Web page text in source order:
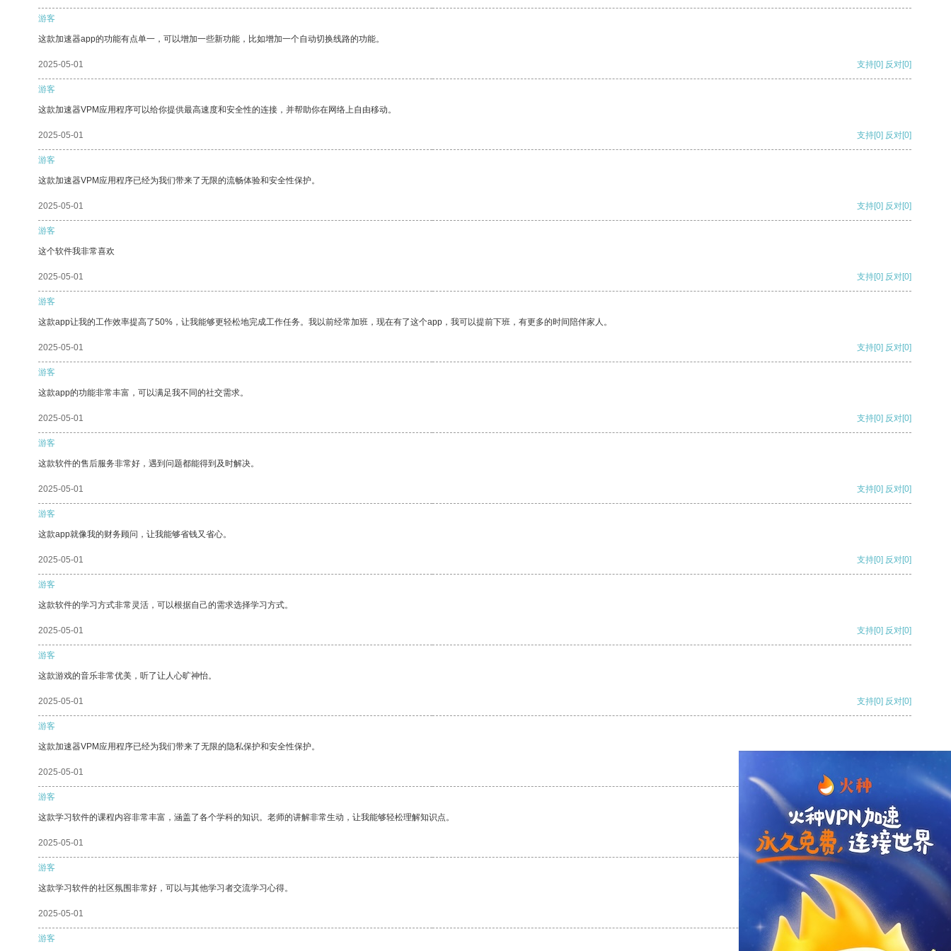
游客
这款加速器app的功能有点单一，可以增加一些新功能，比如增加一个自动切换线路的功能。
2025-05-01 支持[0] 反对[0]
游客
这款加速器VPM应用程序可以给你提供最高速度和安全性的连接，并帮助你在网络上自由移动。
2025-05-01 支持[0] 反对[0]
游客
这款加速器VPM应用程序已经为我们带来了无限的流畅体验和安全性保护。
2025-05-01 支持[0] 反对[0]
游客
这个软件我非常喜欢
2025-05-01 支持[0] 反对[0]
游客
这款app让我的工作效率提高了50%，让我能够更轻松地完成工作任务。我以前经常加班，现在有了这个app，我可以提前下班，有更多的时间陪伴家人。
2025-05-01 支持[0] 反对[0]
游客
这款app的功能非常丰富，可以满足我不同的社交需求。
2025-05-01 支持[0] 反对[0]
游客
这款软件的售后服务非常好，遇到问题都能得到及时解决。
2025-05-01 支持[0] 反对[0]
游客
这款app就像我的财务顾问，让我能够省钱又省心。
2025-05-01 支持[0] 反对[0]
游客
这款软件的学习方式非常灵活，可以根据自己的需求选择学习方式。
2025-05-01 支持[0] 反对[0]
游客
这款游戏的音乐非常优美，听了让人心旷神怡。
2025-05-01 支持[0] 反对[0]
游客
这款加速器VPM应用程序已经为我们带来了无限的隐私保护和安全性保护。
2025-05-01
游客
这款学习软件的课程内容非常丰富，涵盖了各个学科的知识。老师的讲解非常生动，让我能够轻松理解知识点。
2025-05-01 支持 [0] 反对[0]
游客
这款学习软件的社区氛围非常好，可以与其他学习者交流学习心得。
2025-05-01 支持[0] 反对
游客